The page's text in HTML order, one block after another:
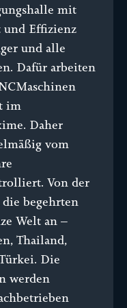
mit
und Effizienz
und alle
Dafür arbeiten
im
Daher
vom
Von der
begehrten
Welt an –
Thailand,
Die
werden